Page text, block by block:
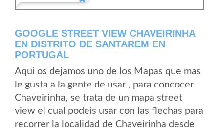
GOOGLE STREET VIEW CHAVEIRINHA
EN DISTRITO DE SANTAREM EN
PORTUGAL
Aqui os dejamos uno de los Mapas que mas
le gusta a la gente de usar , para concocer
Chaveirinha, se trata de un mapa street
view el cual podeis usar con las flechas para
recorrer la localidad de Chaveirinha desde